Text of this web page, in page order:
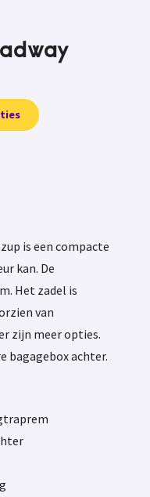
is een compacte
kan. De
Het zadel is
van
zijn meer opties.
bagagebox achter.